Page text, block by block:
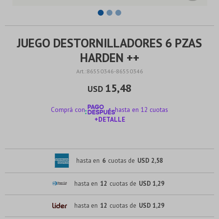
JUEGO DESTORNILLADORES 6 PZAS
HARDEN ++
86550346-86550346
USD 15,48
Comprá con
hasta en 12 cuotas
+DETALLE
hasta en 6 cuotas de USD 2,58
hasta en 12 cuotas de USD 1,29
hasta en 12 cuotas de USD 1,29